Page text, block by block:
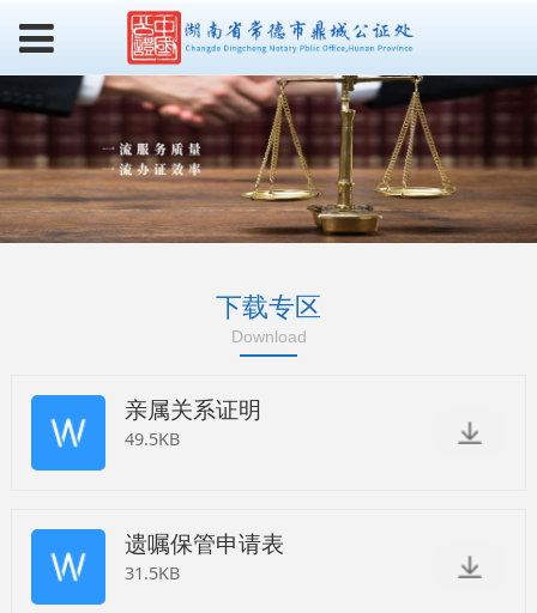
下载专区
Download
亲属关系证明
49.5KB
遗嘱保管申请表
31.5KB